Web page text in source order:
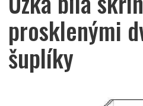
prosklenými
šuplíky